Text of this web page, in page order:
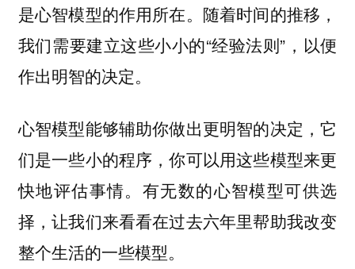
是心智模型的作用所在。随着时间的推移，
我们需要建立这些小小的“经验法则”，以便
作出明智的决定。
心智模型能够辅助你做出更明智的决定，它
们是一些小的程序，你可以用这些模型来更
快地评估事情。 有无数的心智模型可供选
择，让我们来看看在过去六年里帮助我改变
整个生活的一些模型。